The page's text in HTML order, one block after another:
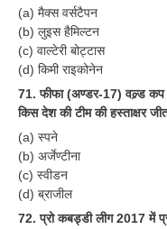
(a) मैक्स वर्सटैपन
(b) लुइस हैमिल्टन
(c) वाल्टेरी बोट्टास
(d) किमी राइकोनेन
71. फीफा (अण्डर-17) वल्र्ड कप
किस देश की टीम की हस्ताक्षर
(a) स्पने
(b) अर्जेण्टीना
(c) स्वीडन
(d) ब्राजील
72. प्रो कबड्डी लीग 2017 में